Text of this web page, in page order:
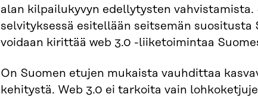
alan kilpailukyvyn edellytysten
selvityksessä esitellään seitsemän
voidaan kirittää web 3.0 -liiketoimintaa
On Suomen etujen mukaista vauhdittaa
kehitystä. Web 3.0 ei tarkoita vain